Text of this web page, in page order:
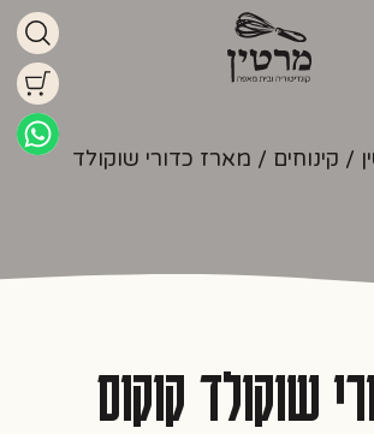
/ קינוחים / מארז כדורי שוקולד
שוקולד קוקוס